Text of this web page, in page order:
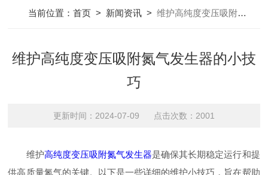
当前位置：首页 > 新闻资讯 >维护高纯度变压吸附氮气发生器的小技巧
维护高纯度变压吸附氮气发生器的小技
巧
更新时间：2024-07-09 点击次数：2001
维护高纯度变压吸附氮气发生器是确保其长期稳定运行和提
供高质量氮气的关键。以下是一些详细的维护小技巧，旨在帮助